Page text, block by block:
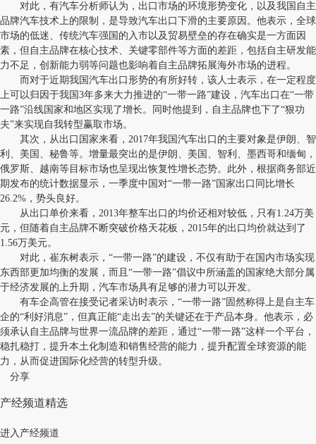
对此，有汽车分析师认为，出口市场的环境形势变化，以及我国自主
品牌汽车技术上的限制，是导致汽车出口下滑的主要原因。他表示，全球
市场的低迷、传统汽车强国的入市以及贸易壁垒的存在确实是一方面因
素，但自主品牌在核心技术、关键零部件等方面的差距，包括自主研发能
力不足，创新能力弱等问题也影响着自主品牌拓展海外市场的进程。
而对于近期我国汽车出口形势的有所好转，该人士表示，在一定程度
上可以归因于我国3年多来大力推进的“一带一路”建设，汽车出口在“一带
一路”沿线国家和地区实现了增长。同时他提到，自主品牌也下了“狠功
夫”来实现自我转型赢取市场。
其次，从出口国家来看，2017年我国汽车出口的主要对象是伊朗、智
利、美国、秘鲁等。增量最突出的是伊朗、美国、智利、墨西哥和缅甸，
俄罗斯、越南等目标市场也呈现出恢复性增长态势。此外，根据商务部近
期发布的统计数据显示，一季度中国对“一带一路”国家出口同比增长
26.2%，势头良好。
从出口单价来看，2013年整车出口的均价还相对较低，只有1.24万美
元，但随着自主品牌不断突破价格天花板，2015年的出口均价就达到了
1.56万美元。
对此，崔东树表示，“一带一路”的建设，不仅有助于在国内市场实现
东西部更加均衡的发展，而且“一带一路”倡议中所涵盖的国家绝大部分属
于经济发展的上升期，汽车市场具有足够的潜力可以开发。
有车企高管在接受记者采访时表示，“一带一路”固然称得上是自主车
企的“利好消息”，但真正能“走出去”的关键还在于产品本身。他表示，必
须承认自主品牌与世界一流品牌的差距，通过“一带一路”这样一个平台，
稳扎稳打，提升本土化制造和销售经营的能力，提升配置全球资源的能
力，从而促进国际化经营的转型升级。
分享
产经频道精选
进入产经频道